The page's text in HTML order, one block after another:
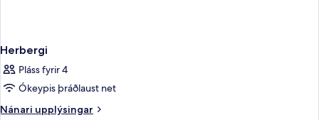
Herbergi
Pláss fyrir 4
Ókeypis þráðlaust net
Nánari upplýsingar
Nánari